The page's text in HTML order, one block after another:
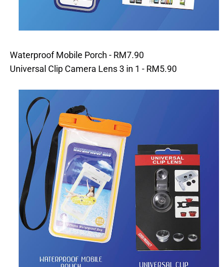
Waterproof Mobile Porch - RM7.90
Universal Clip Camera Lens 3 in 1 - RM5.90